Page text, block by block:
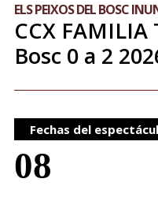
ELS PEIXOS DEL BOSC
CCX FAMILIA
Bosc 0 a 2
Fechas del
08